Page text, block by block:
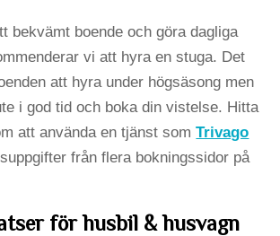
bekvämt boende och göra dagliga
vi att hyra en stuga. Det
att hyra under högsäsong men
i god tid och boka din vistelse. Hitta
att använda en tjänst somTrivago
från flera bokningssidor på
för husbil & husvagn